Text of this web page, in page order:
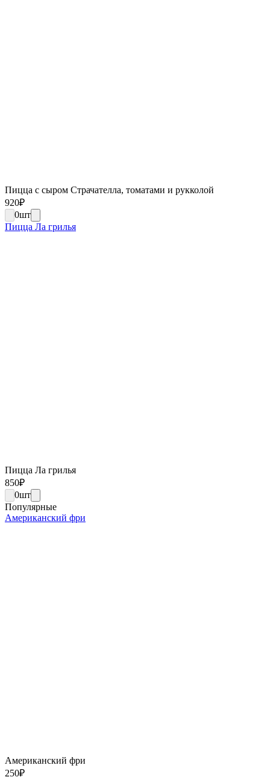
Пицца с сыром Страчателла, томатами и рукколой
920₽
0шт
Пицца Ла грилья
Пицца Ла грилья
850₽
0шт
Популярные
Американский фри
Американский фри
250₽